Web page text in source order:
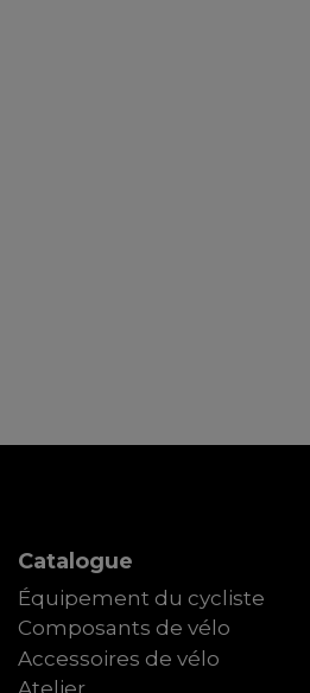
Catalogue
Équipement du cycliste
Composants de vélo
Accessoires de vélo